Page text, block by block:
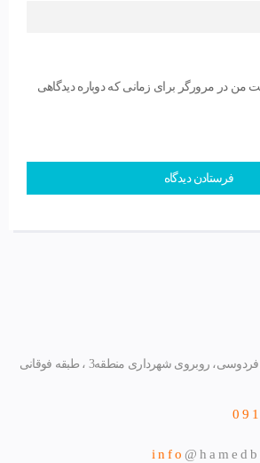
من در مرورگر برای زمانی که دوباره دیدگاهی
یزد، بلوار فردوسی، روبروی شهرداری منطقه3 ، طبقه فوقانی
info